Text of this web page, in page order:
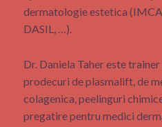
dermatologie estetica
DASIL, …).
Dr. Daniela Taher este
prodecuri de plasmalift, de
colagenica, peelinguri
pregatire pentru medici